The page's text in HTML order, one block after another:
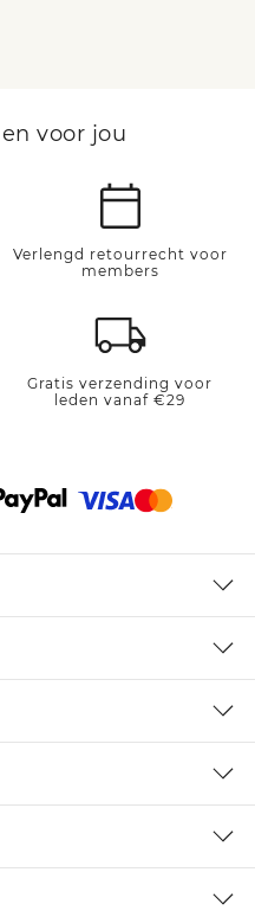
voor jou
Verlengd retourrecht voor
members
Gratis verzending voor
leden vanaf €29